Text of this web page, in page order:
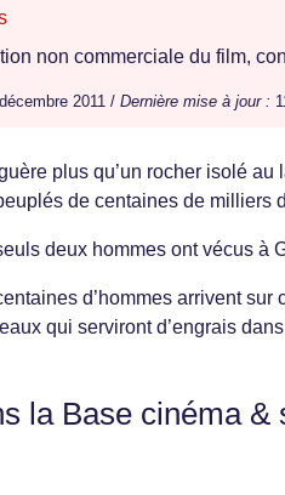
non commerciale du film,
2011 / Dernière mise à jour :
plus qu’un rocher isolé
de centaines de milliers
deux hommes ont vécus à
d’hommes arrivent
qui serviront d’engrais
la Base cinéma &